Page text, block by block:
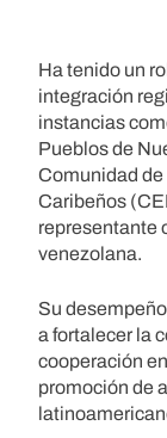
Ha tenido un
integración
instancias
Pueblos de
Comunidad
Caribeños
representante
venezolana.
Su
a fortalecer la
cooperación
promoción de